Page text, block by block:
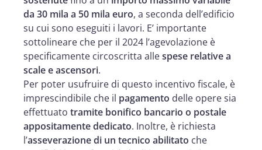
da 30 mila a 50 mila euro, a seconda dell’edificio
su cui sono eseguiti i lavori. E’ importante
sottolineare che per il 2024 l’agevolazione è
specificamente circoscritta allespese relative a
scale e ascensori.
Per poter usufruire di questo incentivo fiscale, è
imprescindibile che il pagamento delle opere sia
effettuato tramite bonifico bancario o postale
appositamente dedicato. Inoltre, è richiesta
l’asseverazione di un tecnico abilitato che